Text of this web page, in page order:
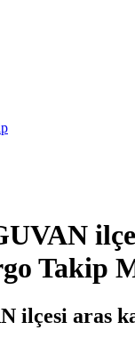
Takip
ilçesi aras